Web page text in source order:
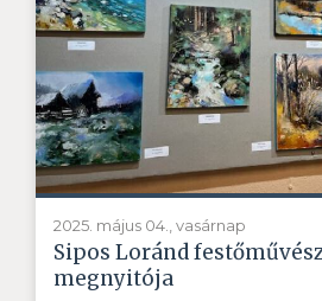
2025. május 04., vasárnap
Sipos Loránd
megnyitója